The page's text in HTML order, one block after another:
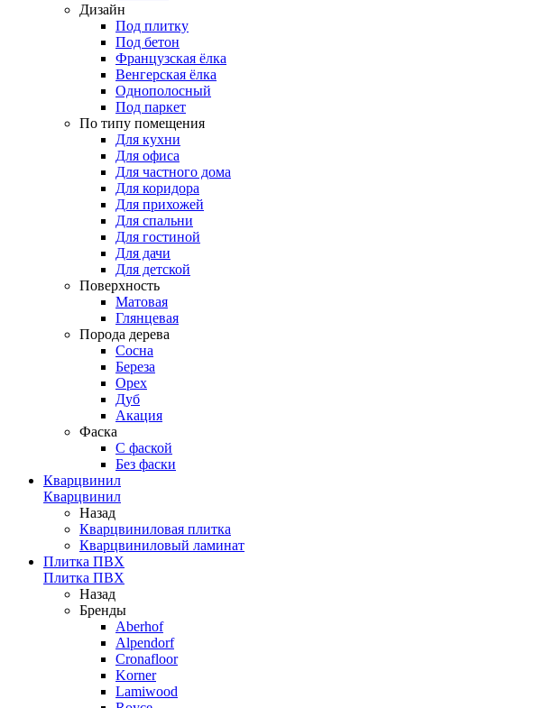
Дизайн
Под плитку
Под бетон
Французская ёлка
Венгерская ёлка
Однополосный
Под паркет
По типу помещения
Для кухни
Для офиса
Для частного дома
Для коридора
Для прихожей
Для спальни
Для гостиной
Для дачи
Для детской
Поверхность
Матовая
Глянцевая
Порода дерева
Сосна
Береза
Орех
Дуб
Акация
Фаска
С фаской
Без фаски
Кварцвинил
Кварцвинил
Назад
Кварцвиниловая плитка
Кварцвиниловый ламинат
Плитка ПВХ
Плитка ПВХ
Назад
Бренды
Aberhof
Alpendorf
Cronafloor
Korner
Lamiwood